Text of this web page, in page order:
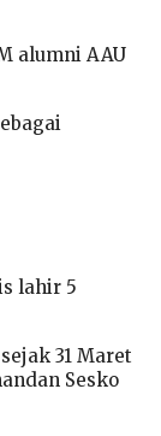
alumni AAU
lahir 5
31 Maret
Sesko